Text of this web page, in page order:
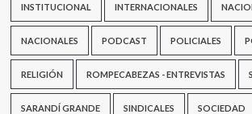
INSTITUCIONAL INTERNACIONALES
NACIONALES PODCAST POLICIALES
RELIGIÓN ROMPECABEZAS - ENTREVISTAS
SARANDÍ GRANDE SINDICALES SOCIEDAD